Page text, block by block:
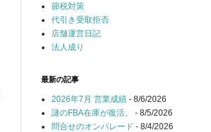
節税対策
代引き受取拒否
店舗運営日記
法人成り
最新の記事
2026年7月 営業成績 - 8/6/2026
謎のFBA在庫が復活。
- 8/5/2026
問合せのオンパレード - 8/4/2026